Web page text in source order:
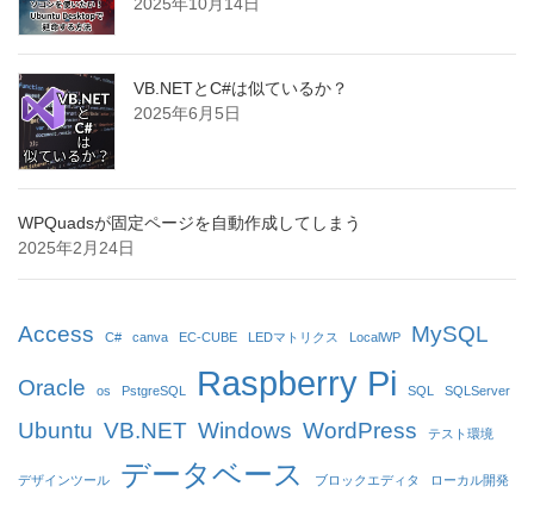
2025年10月14日
VB.NETとC#は似ているか？
2025年6月5日
WPQuadsが固定ページを自動作成してしまう
2025年2月24日
Access C# canva EC-CUBE LEDマトリクス LocalWP MySQL
Oracle os PstgreSQL Raspberry Pi SQL SQLServer
Ubuntu VB.NET Windows WordPress テスト環境
デザインツール データベース ブロックエディタ ローカル開発